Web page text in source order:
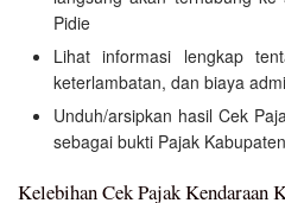
Pidie
Lihat informasi lengkap
keterlambatan, dan biaya
Unduh/arsipkan hasil Cek
sebagai bukti Pajak
Kelebihan Cek Pajak Kendaraan